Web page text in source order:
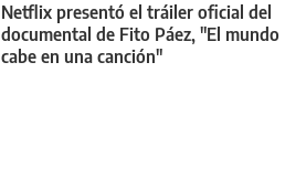
Netflix presentó el tráiler oficial del
documental de Fito Páez, "El mundo
cabe en una canción"